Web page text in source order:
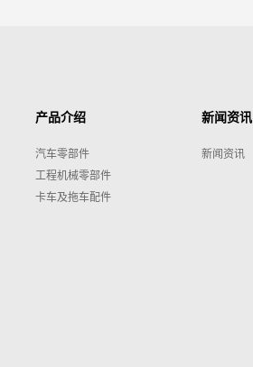
产品介绍
汽车零部件
工程机械零部件
卡车及拖车配件
新闻资讯
新闻资讯